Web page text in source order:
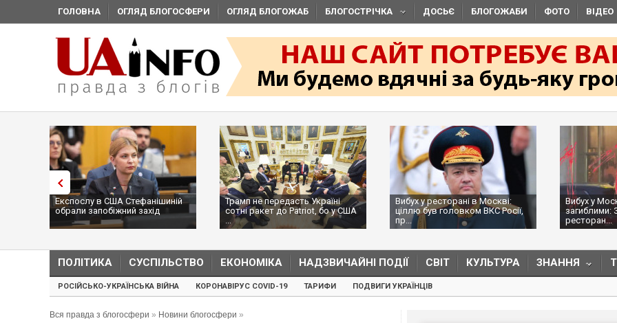
ГОЛОВНА ОГЛЯД БЛОГОСФЕРИ ОГЛЯД БЛОГОЖАБ БЛОГОСТРІЧКА ДОСЬЄ БЛОГОЖАБИ ФОТО ВІДЕО
Експослу в США Стефанішиній
обрали запобіжний захід
Трамп не передасть Україні
сотні ракет до Patriot, бо у США
...
Вибух у ресторані в Москві:
ціллю був головком ВКС Росії,
пр...
Вибух у
загиблими:
ресторан...
ПОЛІТИКА СУСПІЛЬСТВО ЕКОНОМІКА НАДЗВИЧАЙНІ ПОДІЇ СВІТ КУЛЬТУРА ЗНАННЯ
РОСІЙСЬКО-УКРАЇНСЬКА ВІЙНА КОРОНАВІРУС COVID-19 ТАРИФИ ПОДВИГИ УКРАЇНЦІВ
Вся правда з блогосфери » Новини блогосфери »